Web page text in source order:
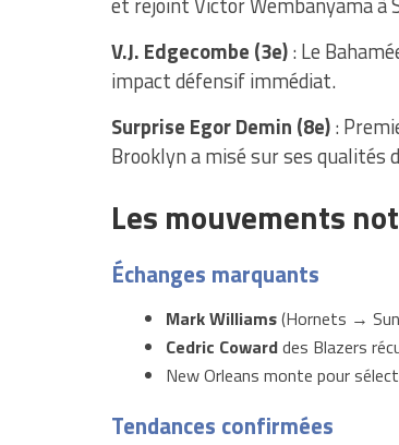
V.J. Edgecombe (3e): Le
impact défensif immédiat.
Surprise Egor Demin (8e):
Brooklyn a misé sur ses qualités
Les mouvements
Échanges marquants
Mark Williams(Hornets →
Cedric Cowarddes Blazers
New Orleans monte pour
Tendances confirmées